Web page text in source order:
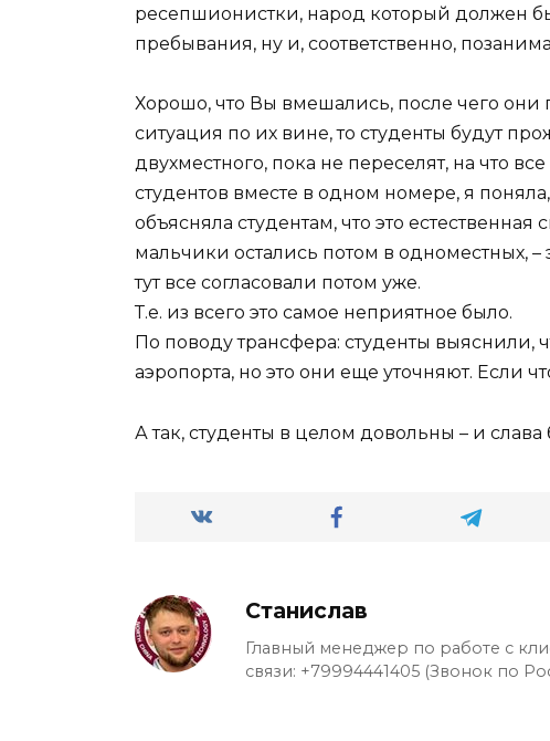
ресепшионистки, народ который должен
пребывания, ну и, соответственно,
Хорошо, что Вы вмешались, после чего они
ситуация по их вине, то студенты будут
двухместного, пока не переселят, на что
студентов вместе в одном номере, я
объясняла студентам, что это естественная
мальчики остались потом в одноместных,
тут все согласовали потом уже.
Т.е. из всего это самое неприятное было.
По поводу трансфера: студенты выяснили,
аэропорта, но это они еще уточняют. Если
А так, студенты в целом довольны – и слава
Станислав
Главный менеджер по работе с
связи: +79994441405 (Звонок по